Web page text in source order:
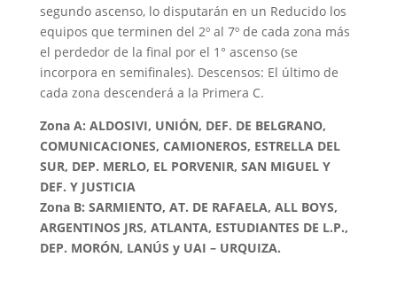
segundo ascenso, lo disputarán en un Reducido los
equipos que terminen del 2º al 7º de cada zona más
el perdedor de la final por el 1° ascenso (se
incorpora en semifinales). Descensos: El último de
cada zona descenderá a la Primera C.
Zona A: ALDOSIVI, UNIÓN, DEF. DE BELGRANO,
COMUNICACIONES, CAMIONEROS, ESTRELLA DEL
SUR, DEP. MERLO, EL PORVENIR, SAN MIGUEL Y
DEF. Y JUSTICIA
Zona B: SARMIENTO, AT. DE RAFAELA, ALL BOYS,
ARGENTINOS JRS, ATLANTA, ESTUDIANTES DE L.P.,
DEP. MORÓN, LANÚS y UAI – URQUIZA.